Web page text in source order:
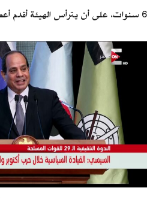
6 سنوات، على أن يترأس الهيئة أقدم أعضائها من محكمة النقض.